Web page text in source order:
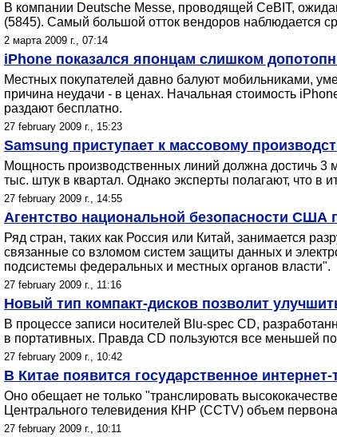
В компании Deutsche Messe, проводящей CeBIT,
(5845). Cамый большой отток вендоров наблюдается
2 марта 2009 г., 07:14
iPhone показался японцам слишком
Местных покупателей давно балуют мобильниками,
причина неудачи - в ценах. Начальная стоимость
раздают бесплатно.
27 february 2009 г., 15:23
Samsung приступает к массовому
Мощность производственных линий должна достичь 3
тыс. штук в квартал. Однако эксперты полагают, что в
27 february 2009 г., 14:55
Агентство национальной безопасности США
Ряд стран, таких как Россия или Китай, занимается
связанные со взломом систем защиты данных и
подсистемы федеральных и местных органов власти".
27 february 2009 г., 11:16
Новый тип компакт-дисков позволит
В процессе записи носителей Blu-spec CD,
в портативных. Правда CD пользуются все меньшей
27 february 2009 г., 10:42
В Китае появится государственное
Оно обещает не только "транслировать
Центрального телевидения КНР (CCTV) объем
27 february 2009 г., 10:11